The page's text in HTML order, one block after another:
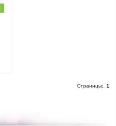
Страницы: 1